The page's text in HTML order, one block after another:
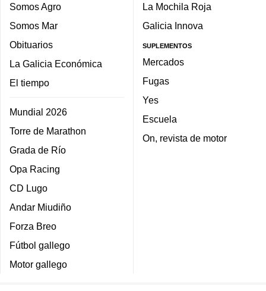
Somos Agro
Somos Mar
Obituarios
La Galicia Económica
El tiempo
Mundial 2026
Torre de Marathon
Grada de Río
Opa Racing
CD Lugo
Andar Miudiño
Forza Breo
Fútbol gallego
Motor gallego
La Mochila Roja
Galicia Innova
SUPLEMENTOS
Mercados
Fugas
Yes
Escuela
On, revista de motor